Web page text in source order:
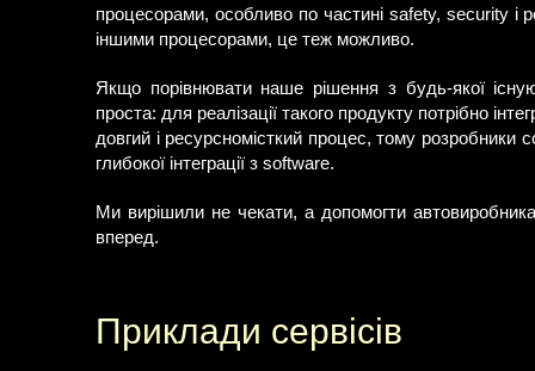
процесорами, особливо по частині safety, security
іншими процесорами, це теж можливо.
Якщо порівнювати наше рішення з будь-якої
проста: для реалізації такого продукту потрібно
довгий і ресурсномісткий процес, тому
глибокої інтеграції з software.
Ми вирішили не чекати, а допомогти
вперед.
Приклади сервісів